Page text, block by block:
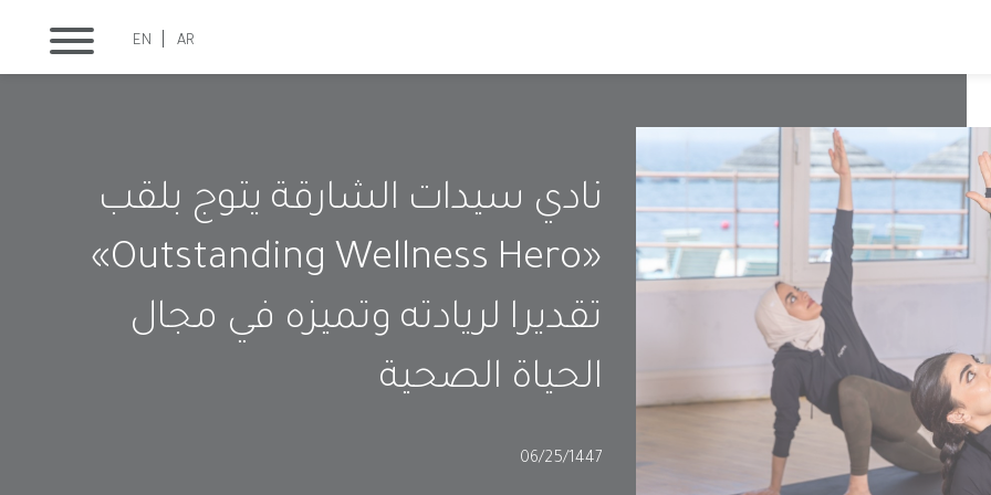
AR
EN
نادي سيدات الشارقة يتوج بلقب
«Outstanding Wellness Hero»
تقديرا لريادته وتميزه في مجال
الحياة الصحية
06/25/1447